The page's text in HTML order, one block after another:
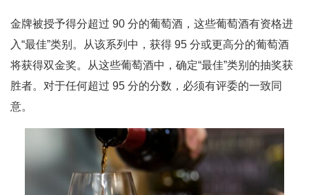
金牌被授予得分超过 90 分的葡萄酒，这些葡萄酒有资格进
入“最佳”类别。从该系列中，获得 95 分或更高分的葡萄酒
将获得双金奖。从这些葡萄酒中，确定“最佳”类别的抽奖获
胜者。对于任何超过 95 分的分数，必须有评委的一致同
意。